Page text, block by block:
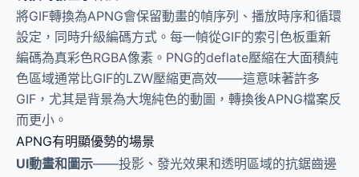
將GIF轉換為APNG會保留動畫的幀序列、播放時序和循環
設定，同時升級編碼方式。每一幀從GIF的索引色板重新
編碼為真彩色RGBA像素。PNG的deflate壓縮在大面積純
色區域通常比GIF的LZW壓縮更高效——這意味著許多
GIF，尤其是背景為大塊純色的動圖，轉換後APNG檔案反
而更小。
APNG有明顯優勢的場景
UI動畫和圖示——投影、發光效果和透明區域的抗鋸齒邊